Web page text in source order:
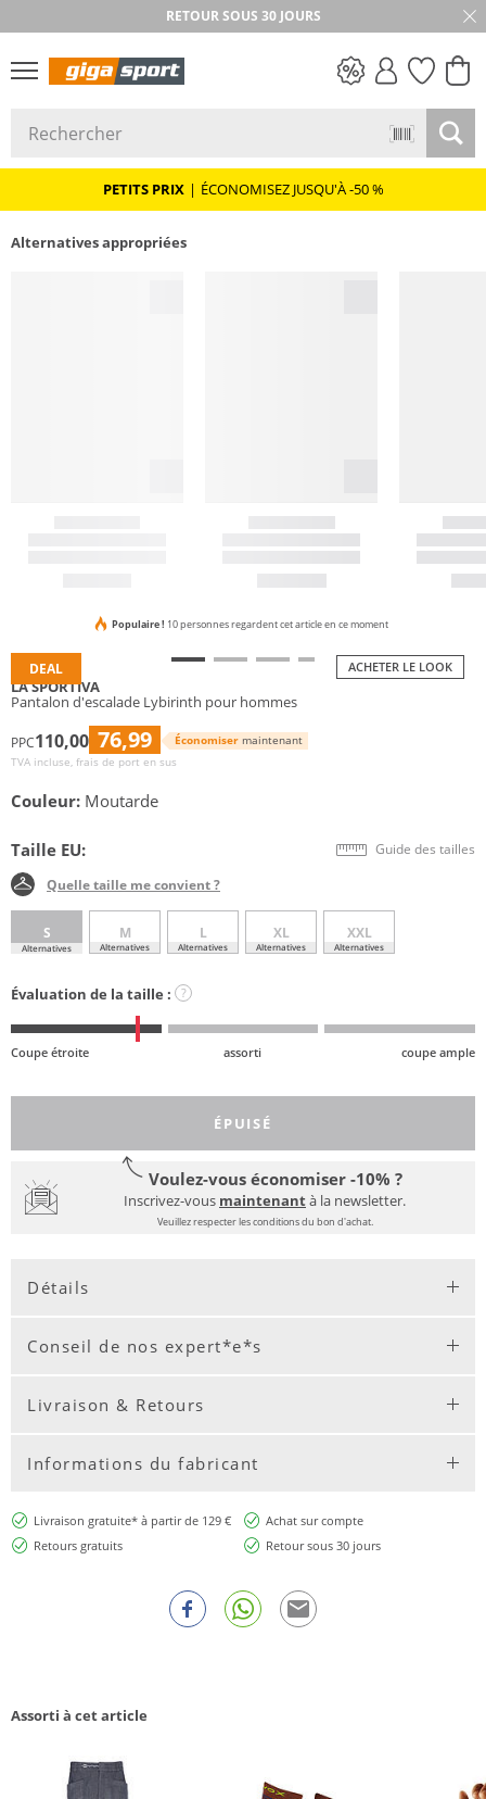
RETOUR SOUS 30 JOURS
PETITS PRIX | ÉCONOMISEZ JUSQU'À -50 %
Alternatives appropriées
ACHETER LE LOOK
DEAL
Populaire ! 10 personnes regardent cet article en ce moment
LA SPORTIVA
Pantalon d'escalade Lybirinth pour hommes
PPC110,00 76,99 Économiser maintenant
TVA incluse, frais de port en sus
Couleur: Moutarde
Taille EU: Guide des tailles
Quelle taille me convient ?
S
Alternatives
M
Alternatives
L
Alternatives
XL
Alternatives
XXL
Alternatives
Évaluation de la taille : ?
Coupe étroite assorti coupe ample
ÉPUISÉ
Voulez-vous économiser -10% ?
Inscrivez-vous maintenantà la newsletter.
Veuillez respecter les conditions du bon d'achat.
Détails
Conseil de nos expert*e*s
Livraison & Retours
Informations du fabricant
Livraison gratuite* à partir de 129 €
Achat sur compte
Retours gratuits
Retour sous 30 jours
Assorti à cet article